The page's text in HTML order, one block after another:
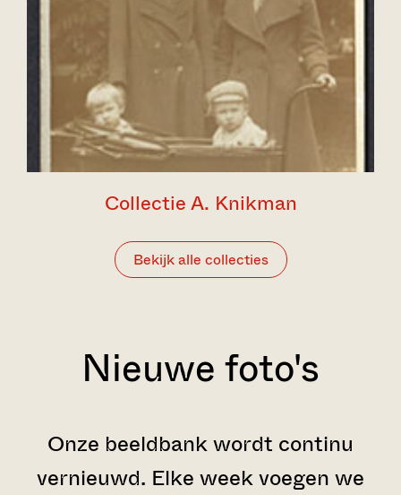
Collectie A. Knikman
Bekijk alle collecties
Nieuwe foto's
Onze beeldbank wordt continu
vernieuwd. Elke week voegen we